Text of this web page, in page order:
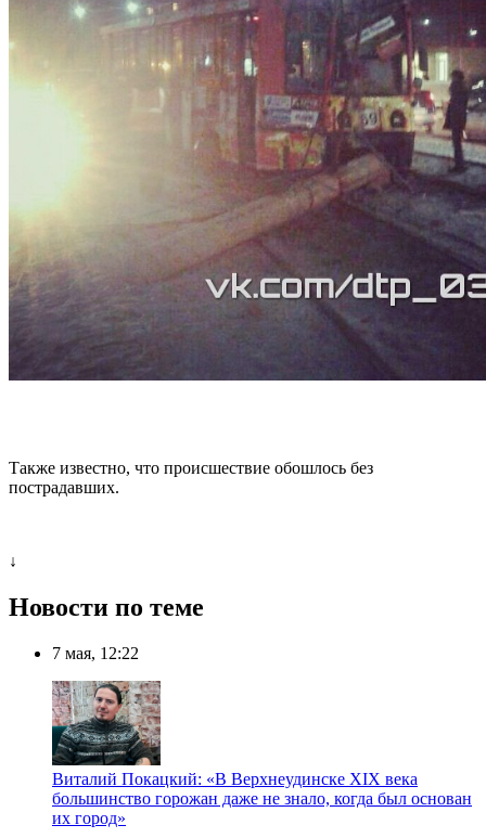
Также известно, что происшествие обошлось без
пострадавших.
↓
Новости по теме
7 мая, 12:22
Виталий Покацкий: «В Верхнеудинске XIX века
большинство горожан даже не знало, когда был основан
их город»